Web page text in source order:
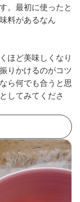
。最初に使ったと
料があるなん
ほど美味しくなり
りかけるのがコツ
ら何でも合うと思
してみてくださ